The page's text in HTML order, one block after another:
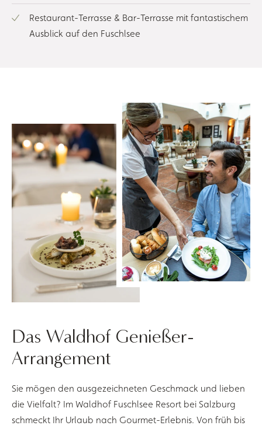
Restaurant-Terrasse & Bar-Terrasse mit fantastischem
Ausblick auf den Fuschlsee
Das Waldhof Genießer-
Arrangement
Sie mögen den ausgezeichneten Geschmack und lieben
die Vielfalt? Im Waldhof Fuschlsee Resort bei Salzburg
schmeckt Ihr Urlaub nach Gourmet-Erlebnis. Von früh bis